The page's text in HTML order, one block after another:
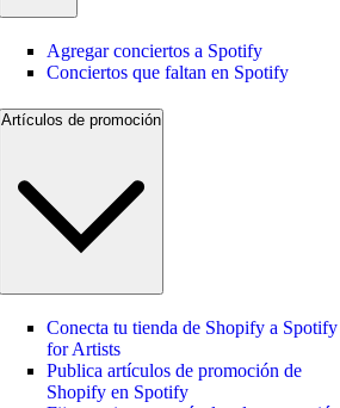
Agregar conciertos a Spotify
Conciertos que faltan en Spotify
Artículos de promoción
Conecta tu tienda de Shopify a Spotify
for Artists
Publica artículos de promoción de
Shopify en Spotify